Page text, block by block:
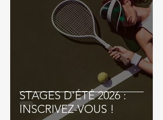
STAGES D'ÉTÉ 2026 :
INSCRIVEZ-VOUS !